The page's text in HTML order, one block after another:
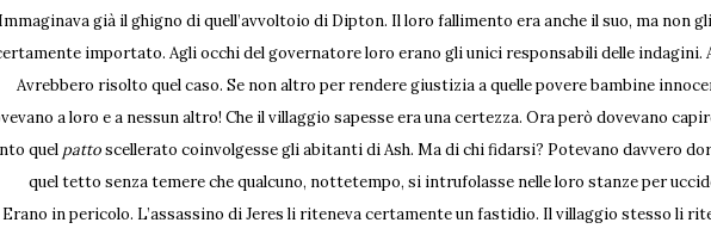
Immaginava già il ghigno di quell’avvoltoio di Dipton. Il loro fallimento era anche il suo, ma non
importato. Agli occhi del governatore loro erano gli unici responsabili delle indagini.
Avrebbero risolto quel caso. Se non altro per rendere giustizia a quelle povere bambine
a loro e a nessun altro! Che il villaggio sapesse era una certezza. Ora però dovevano
quel pattoscellerato coinvolgesse gli abitanti di Ash. Ma di chi fidarsi? Potevano davvero
quel tetto senza temere che qualcuno, nottetempo, si intrufolasse nelle loro stanze per
Erano in pericolo. L’assassino di Jeres li riteneva certamente un fastidio. Il villaggio stesso li